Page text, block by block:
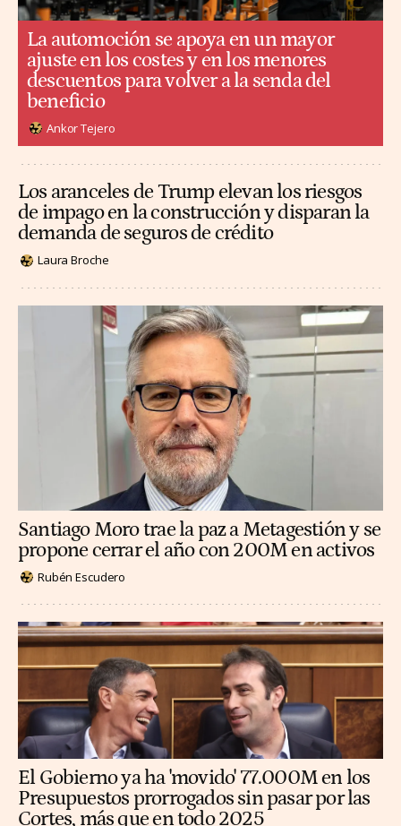
La automoción se apoya en un mayor
ajuste en los costes y en los menores
descuentos para volver a la senda del
beneficio
Ankor Tejero
Los aranceles de Trump elevan los riesgos
de impago en la construcción y disparan la
demanda de seguros de crédito
Laura Broche
Santiago Moro trae la paz a Metagestión y se
propone cerrar el año con 200M en activos
Rubén Escudero
El Gobierno ya ha 'movido' 77.000M en los
Presupuestos prorrogados sin pasar por las
Cortes, más que en todo 2025